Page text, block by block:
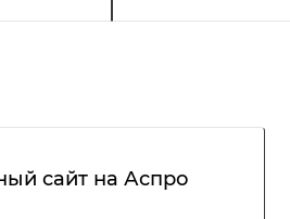
сайт на Аспро